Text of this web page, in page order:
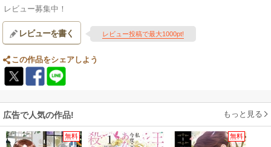
レビュー募集中！
レビューを書く レビュー投稿で最大1000pt!
この作品をシェアしよう
広告で人気の作品! もっと見る
無料 無料